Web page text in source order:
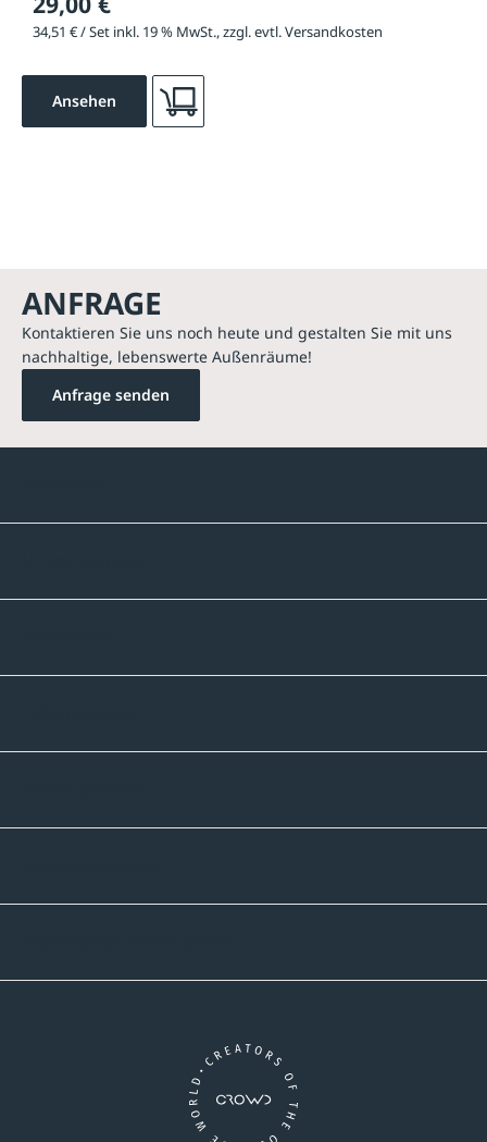
34,51 € / Set inkl. 19 % MwSt., zzgl. evtl. Versandkosten
Ansehen
ANFRAGE
Kontaktieren Sie uns noch heute und gestalten Sie mit uns
nachhaltige, lebenswerte Außenräume!
Anfrage senden